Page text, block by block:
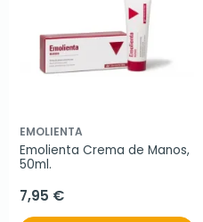
EMOLIENTA
Emolienta Crema de Manos,
50ml.
7,95 €